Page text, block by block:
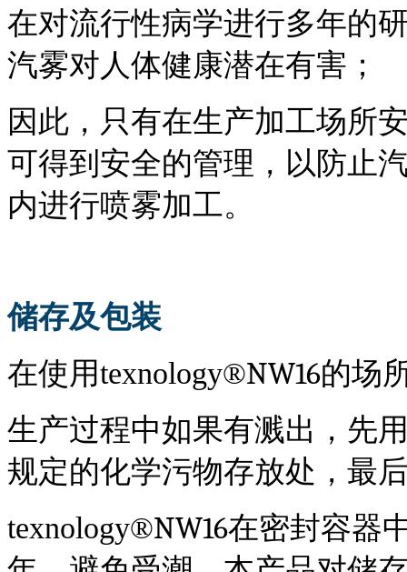
在对流行性病学进行多年的
汽雾对人体健康潜在有害；
因此，只有在生产加工场所
可得到安全的管理，以防止
内进行喷雾加工。
储存及包装
在使用texnology®NW16的场
生产过程中如果有溅出，先
规定的化学污物存放处，最
texnology®NW16在密封容器